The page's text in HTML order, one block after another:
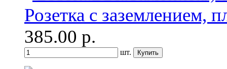
Розетка с заземлением,
385.00 р.
шт.